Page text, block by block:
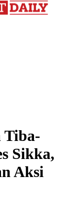
Tiba-
Sikka,
Aksi